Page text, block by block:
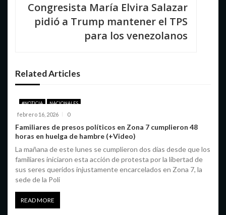
e
e
n
t
r
a
d
a
Congresista María Elvira Salazar
pidió a Trump mantener el TPS
para los venezolanos
Related Articles
#NOTICIA NACIONALES
febrero 16, 2026 0
Familiares de presos políticos en Zona 7 cumplieron 48
horas en huelga de hambre (+Video)
La mañana de este lunes se cumplieron dos días desde que los
familiares iniciaron esta acción de protesta por la libertad de
sus seres queridos injustamente encarcelados en Zona 7, la
sede de la Poli
READ MORE